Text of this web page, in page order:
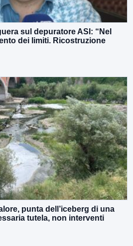
sul depuratore ASI: “Nel
dei limiti. Ricostruzione
punta dell’iceberg di una
tutela, non interventi